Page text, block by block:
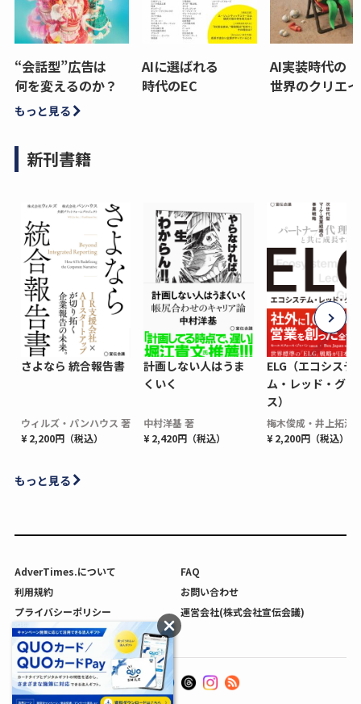
“会話型”広告は
何を変えるのか？
AIに選ばれる
時代のEC
AI実装時代の
世界のクリエ
もっと見る
新刊書籍
さよなら 統合報告書
ウィルズ・パンハウス 著
¥ 2,200円（税込）
計画しない人はうま
くいく
中村洋基 著
¥ 2,420円（税込）
ELG（エコシステ
ム・レッド・グロ
ス）
梅木俊成・井上拓海
¥ 2,200円（税込）
もっと見る
AdverTimes.について
FAQ
利用規約
お問い合わせ
プライバシーポリシー
運営会社(株式会社宣伝会議)
利用者情報の外部送信について